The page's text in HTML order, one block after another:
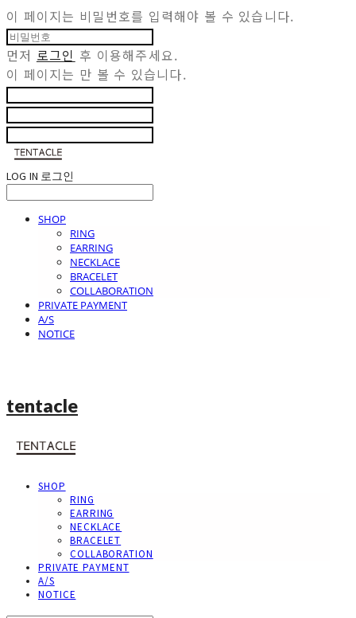
이 페이지는 비밀번호를 입력해야 볼 수 있습니다.
먼저 로그인 후 이용해주세요.
이 페이지는 만 볼 수 있습니다.
LOG IN 로그인
SHOP
RING
EARRING
NECKLACE
BRACELET
COLLABORATION
PRIVATE PAYMENT
A/S
NOTICE
tentacle
SHOP
RING
EARRING
NECKLACE
BRACELET
COLLABORATION
PRIVATE PAYMENT
A/S
NOTICE